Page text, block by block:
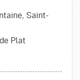
Saint-
Plat